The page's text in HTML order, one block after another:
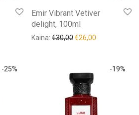
+
+
Emir Vibrant Vetiver
delight, 100ml
Kaina: €30,00€26,00
-25% -19%